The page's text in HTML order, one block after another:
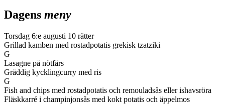
Dagens meny
Torsdag 6:e augusti 10 rätter
Grillad kamben med rostadpotatis grekisk tzatziki
G
Lasagne på nötfärs
Gräddig kycklingcurry med ris
G
Fish and chips med rostadpotatis och remouladsås eller ishavsröra
Fläskkarré i champinjonsås med kokt potatis och äppelmos